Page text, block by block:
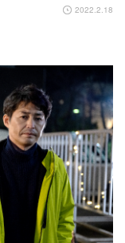
2022.2.18